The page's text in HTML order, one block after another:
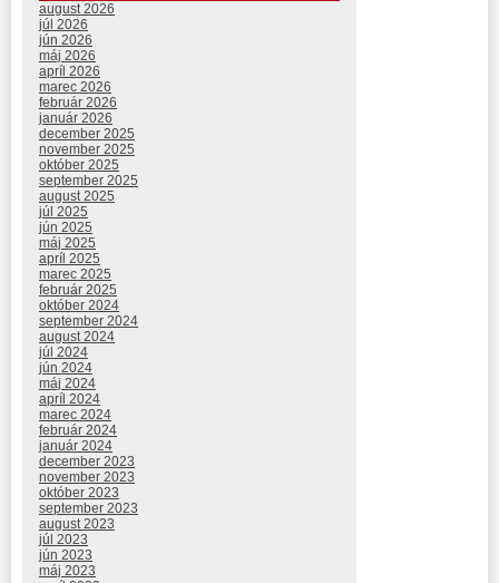
august 2026
júl 2026
jún 2026
máj 2026
apríl 2026
marec 2026
február 2026
január 2026
december 2025
november 2025
október 2025
september 2025
august 2025
júl 2025
jún 2025
máj 2025
apríl 2025
marec 2025
február 2025
október 2024
september 2024
august 2024
júl 2024
jún 2024
máj 2024
apríl 2024
marec 2024
február 2024
január 2024
december 2023
november 2023
október 2023
september 2023
august 2023
júl 2023
jún 2023
máj 2023